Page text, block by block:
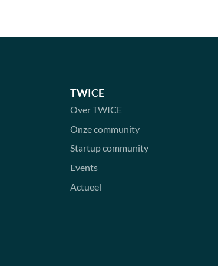
TWICE
Over TWICE
Onze community
Startup community
Events
Actueel